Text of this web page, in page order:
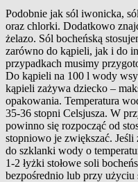
Podobnie jak sól iwonicka,
oraz chlorki. Dodatkowo
żelazo. Sól bocheńską
zarówno do kąpieli, jak i do
przypadkach musimy
Do kąpieli na 100 l wody
kąpieli zażywa dziecko –
opakowania. Temperatura
35-36 stopni Celsjusza. W
powinno się rozpocząć od
stopniowo je zwiększać.
do szklanki wody o
1-2 łyżki stołowe soli
bezpośrednio lub przy użyciu